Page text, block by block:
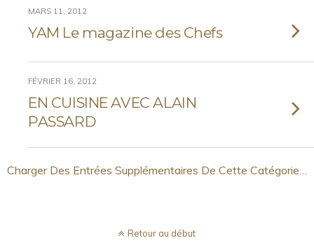
MARS 11, 2012
YAM Le magazine des Chefs
FÉVRIER 16, 2012
EN CUISINE AVEC ALAIN
PASSARD
Charger Des Entrées Supplémentaires De Cette Catégorie…
Retour au début